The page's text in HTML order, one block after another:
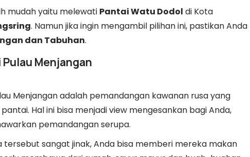
mudah yaitu melewati Pantai Watu Dodol di Kota
. Namun jika ingin mengambil pilihan ini, pastikan Anda
dan Tabuhan.
Menjangan
Menjangan adalah pemandangan kawanan rusa yang
Hal ini bisa menjadi view mengesankan bagi Anda,
pemandangan serupa.
tersebut sangat jinak, Anda bisa memberi mereka makan